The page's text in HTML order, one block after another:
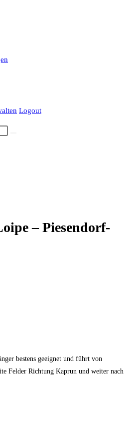
Logout
– Piesendorf-
bestens geeignet und führt von
Felder Richtung Kaprun und weiter nach